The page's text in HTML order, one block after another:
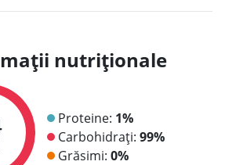
nutriționale
Proteine: 1%
Carbohidrați: 99%
Grăsimi: 0%